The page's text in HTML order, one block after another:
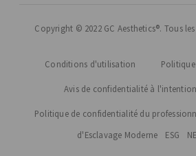
Copyright © 2022 GC Aesthetics®. Tous
Conditions d'utilisation
Avis de confidentialité à
Politique de confidentialité du
d'Esclavage Moderne ESG